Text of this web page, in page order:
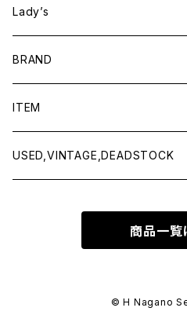
Lady’s
BRAND
BAICYCLON by bagjack
Baserange
ITEM
Men
USED,VINTAGE,DEADSTOCK
商品一覧
© H Nagano